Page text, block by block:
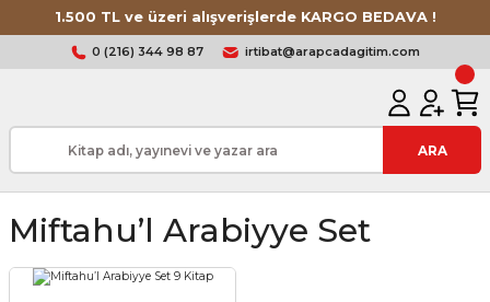
1.500 TL ve üzeri alışverişlerde KARGO BEDAVA !
0 (216) 344 98 87 irtibat@arapcadagitim.com
ARA
Miftahu’l Arabiyye Set